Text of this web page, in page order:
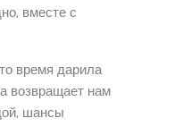
вместе с
время дарила
возвращает нам
шансы